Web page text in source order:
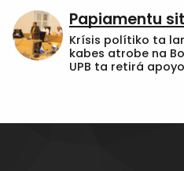
Papiamentu
Krísis polítiko ta
kabes atrobe na
UPB ta retirá